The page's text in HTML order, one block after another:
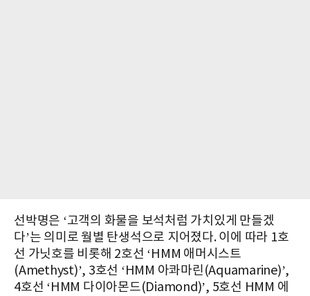
선박명은 ‘고객의 화물을 보석처럼 가치있게 만들겠
다’는 의미로 월별 탄생석으로 지어졌다. 이에 따라 1호
선 가닛호를 비롯해 2호선 ‘HMM 애머시스트
(Amethyst)’, 3호선 ‘HMM 아콰마린(Aquamarine)’,
4호선 ‘HMM 다이아몬드(Diamond)’, 5호선 HMM 에